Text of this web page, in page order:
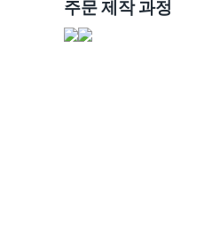
주문 제작 과정